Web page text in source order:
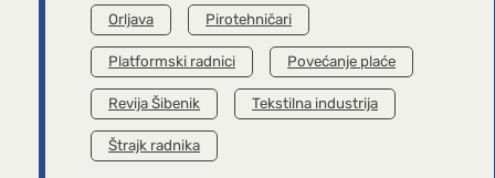
Orljava Pirotehničari
Platformski radnici Povećanje plaće
Revija Šibenik Tekstilna industrija
Štrajk radnika